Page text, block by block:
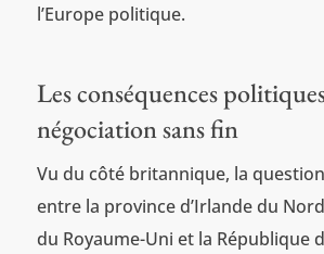
l’Europe politique.
Les conséquences
négociation sans fin
Vu du côté britannique, la
entre la province d’Irlande du
du Royaume-Uni et la République